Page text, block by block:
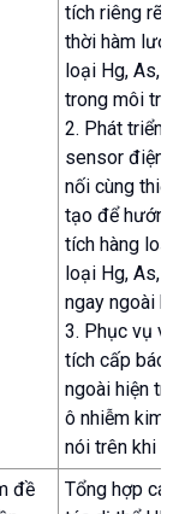
tích riêng rẽ
thời hàm
loại Hg, As,
trong môi
2. Phát triển
sensor điện
nối cùng
tạo để
tích hàng
loại Hg, As,
ngay ngoài
3. Phục vụ
tích cấp bách
ngoài hiện
ô nhiễm kim
nói trên khi
đề
Tổng hợp